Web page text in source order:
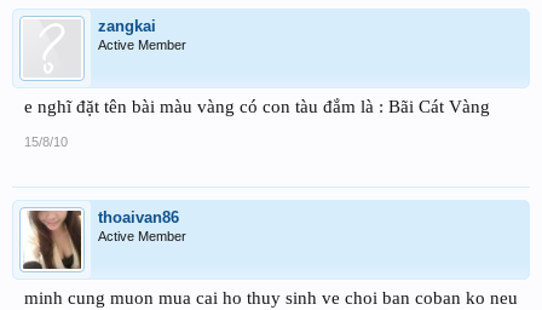
zangkai
Active Member
e nghĩ đặt tên bài màu vàng có con tàu đắm là : Bãi Cát Vàng
15/8/10
thoaivan86
Active Member
minh cung muon mua cai ho thuy sinh ve choi ban coban ko neu